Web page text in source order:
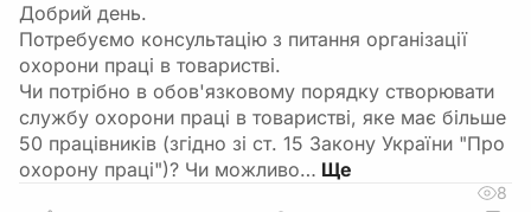
Добрий день.
Потребуємо консультацію з питання організації
охорони праці в товаристві.
Чи потрібно в обов'язковому порядку створювати
службу охорони праці в товаристві, яке має більше
50 працівників (згідно зі ст. 15 Закону України "Про
охорону праці")? Чи можливо…
8